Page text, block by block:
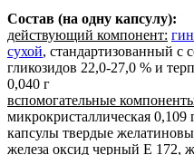
Состав (на одну капсулу):
действующий компонент:
сухой, стандартизованный с
гликозидов 22,0-27,0 % и
0,040 г
вспомогательные
микрокристаллическая 0,109
капсулы твердые
железа оксид черный Е 172,